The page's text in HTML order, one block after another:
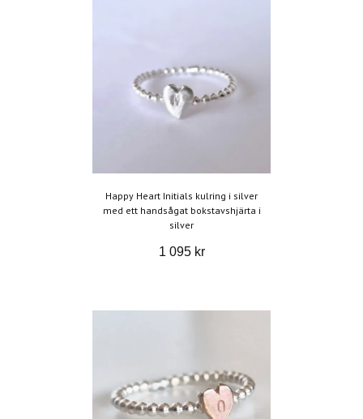
Happy Heart Initials kulring i silver
med ett handsågat bokstavshjärta i
silver
1 095 kr